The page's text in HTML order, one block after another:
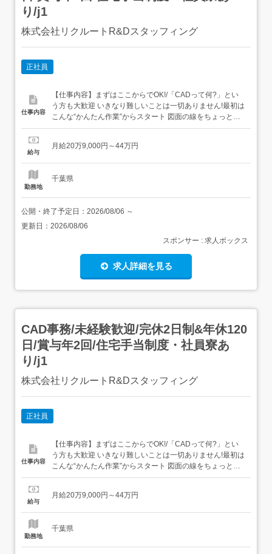
り/j1
株式会社リクルートR&Dスタッフィング
正社員
仕事内容
【仕事内容】まずはここからでOK!/「CADって何?」とい
う方も大歓迎 いきなり難しいことは一切ありません!最初は
こんな“かんたん作業”からスタート 図面の線をちょっと動
かすだけ 決まったフォーマットに数字を入力→いわば“パ
まずはメールの送り方やあいさつといった基本的なビジネ
給与
月給20万9,000円～44万円
勤務地
千葉県
公開・終了予定日： 2026/08/06 ～
更新日： 2026/08/06
スポンサー : 求人ボックス
求人詳細を見る
CAD事務/未経験歓迎/完休2日制&年休120
日/賞与年2回/住宅手当制度・社員寮あ
り/j1
株式会社リクルートR&Dスタッフィング
正社員
仕事内容
【仕事内容】まずはここからでOK!/「CADって何?」とい
う方も大歓迎 いきなり難しいことは一切ありません!最初は
こんな“かんたん作業”からスタート 図面の線をちょっと動
かすだけ 決まったフォーマットに数字を入力→いわば“パ
まずはメールの送り方やあいさつといった基本的なビジネ
給与
月給20万9,000円～44万円
勤務地
千葉県